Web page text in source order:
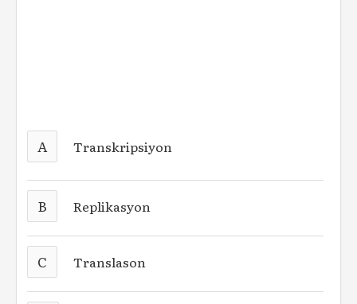
A Transkripsiyon
B Replikasyon
C Translason